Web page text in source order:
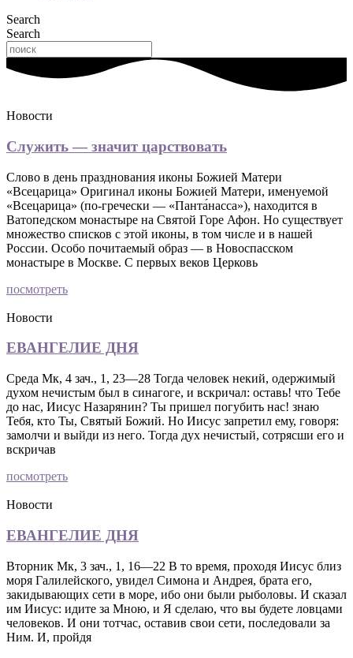
Search
Search
Новости
Служить — значит царствовать
Слово в день празднования иконы Божией Матери
«Всецарица» Оригинал иконы Божией Матери, именуемой
«Всецарица» (по-гречески — «Панта́насса»), находится в
Ватопедском монастыре на Святой Горе Афон. Но существует
множество списков с этой иконы, в том числе и в нашей
России. Особо почитаемый образ — в Новоспасском
монастыре в Москве. С первых веков Церковь
посмотреть
Новости
ЕВАНГЕЛИЕ ДНЯ
Среда Мк, 4 зач., 1, 23—28 Тогда человек некий, одержимый
духом нечистым был в синагоге, и вскричал: оставь! что Тебе
до нас, Иисус Назарянин? Ты пришел погубить нас! знаю
Тебя, кто Ты, Святый Божий. Но Иисус запретил ему, говоря:
замолчи и выйди из него. Тогда дух нечистый, сотрясши его и
вскричав
посмотреть
Новости
ЕВАНГЕЛИЕ ДНЯ
Вторник Мк, 3 зач., 1, 16—22 В то время, проходя Иисус близ
моря Галилейского, увидел Симона и Андрея, брата его,
закидывающих сети в море, ибо они были рыболовы. И сказал
им Иисус: идите за Мною, и Я сделаю, что вы будете ловцами
человеков. И они тотчас, оставив свои сети, последовали за
Ним. И, пройдя